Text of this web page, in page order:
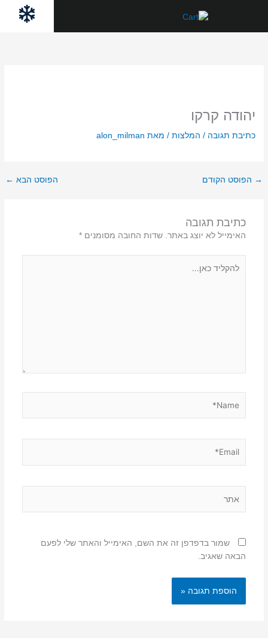
יהודה קרקו
כתיבת תגובה / המלצות / מאת alon_milman
→ הפוסט הקודם הפוסט הבא ←
כתיבת תגובה
האימייל לא יוצג באתר. שדות החובה מסומנים *
כאן...
שמור בדפדפן זה את השם, האימייל והאתר שלי לפעם
הבאה שאגיב.